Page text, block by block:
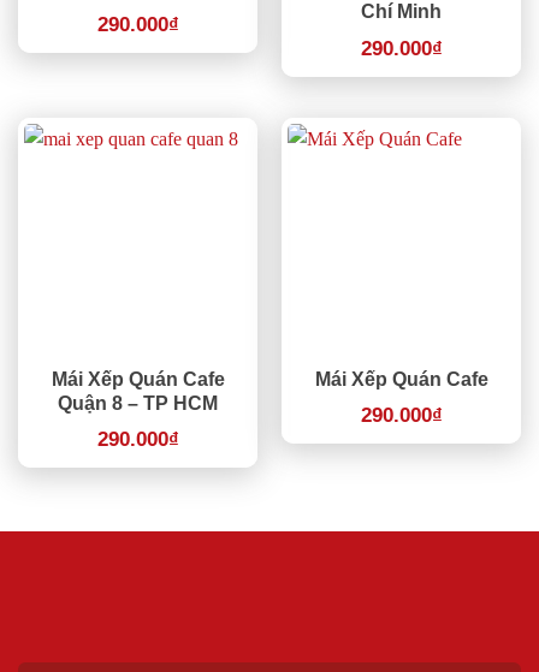
290.000₫
Chí Minh
290.000₫
Mái Xếp Quán Cafe
Quận 8 – TP HCM
290.000₫
Mái Xếp Quán Cafe
290.000₫